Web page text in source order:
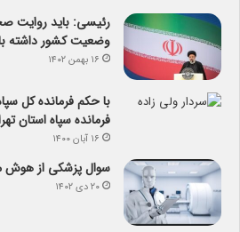
رئیسی: باید روایت
وضعیت کشور داشته
۱۶ بهمن ۱۴۰۲
با حکم فرمانده کل
فرمانده سپاه استان
۱۶ آبان ۱۴۰۰
سوال پزشکی از هوش
۲۰ دی ۱۴۰۲